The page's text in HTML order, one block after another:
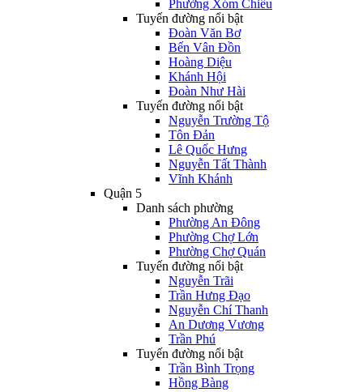
Phường Xóm Chiếu
Tuyến đường nổi bật
Đoàn Văn Bơ
Bến Vân Đồn
Hoàng Diệu
Khánh Hội
Đoàn Như Hài
Tuyến đường nổi bật
Nguyễn Trường Tộ
Tôn Đản
Lê Quốc Hưng
Nguyễn Tất Thành
Vĩnh Khánh
Quận 5
Danh sách phường
Phường An Đông
Phường Chợ Lớn
Phường Chợ Quán
Tuyến đường nổi bật
Nguyễn Trãi
Trần Hưng Đạo
Nguyễn Chí Thanh
An Dương Vương
Trần Phú
Tuyến đường nổi bật
Trần Bình Trọng
Hồng Bàng